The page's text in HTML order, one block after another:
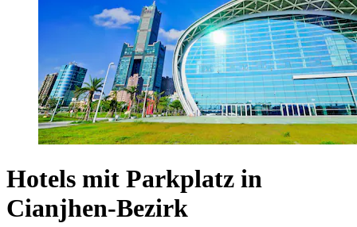
Hotels mit Parkplatz in
Cianjhen-Bezirk